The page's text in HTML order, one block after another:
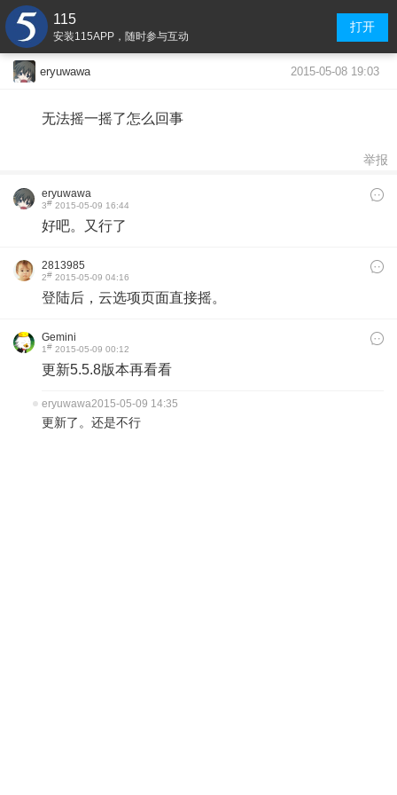
115
安装115APP，随时参与互动
打开
eryuwawa 2015-05-08 19:03
无法摇一摇了怎么回事
举报
eryuwawa
3# 2015-05-09 16:44
好吧。又行了
2813985
2# 2015-05-09 04:16
登陆后，云选项页面直接摇。
Gemini
1# 2015-05-09 00:12
更新5.5.8版本再看看
eryuwawa2015-05-09 14:35
更新了。还是不行